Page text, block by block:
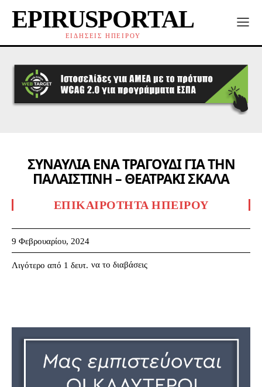
EPIRUSPORTAL
ΕΙΔΗΣΕΙΣ ΗΠΕΙΡΟΥ
ΣΥΝΑΥΛΙΑ ΕΝΑ ΤΡΑΓΟΥΔΙ ΓΙΑ ΤΗΝ
ΠΑΛΑΙΣΤΙΝΗ – ΘΕΑΤΡΑΚΙ ΣΚΑΛΑ
ΕΠΙΚΑΙΡΌΤΗΤΑ ΗΠΕΊΡΟΥ
9 Φεβρουαρίου, 2024
Λιγότερο από 1 δευτ. να το διαβάσεις